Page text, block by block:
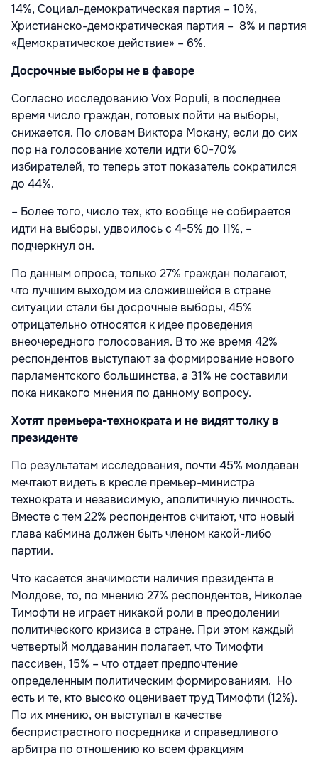
14%, Социал-демократическая партия – 10%,
Христианско-демократическая партия – 8% и партия
«Демократическое действие» – 6%.
Досрочные выборы не в фаворе
Согласно исследованию Vox Populi, в последнее
время число граждан, готовых пойти на выборы,
снижается. По словам Виктора Мокану, если до сих
пор на голосование хотели идти 60-70%
избирателей, то теперь этот показатель сократился
до 44%.
– Более того, число тех, кто вообще не собирается
идти на выборы, удвоилось с 4-5% до 11%, –
подчеркнул он.
По данным опроса, только 27% граждан полагают,
что лучшим выходом из сложившейся в стране
ситуации стали бы досрочные выборы, 45%
отрицательно относятся к идее проведения
внеочередного голосования. В то же время 42%
респондентов выступают за формирование нового
парламентского большинства, а 31% не составили
пока никакого мнения по данному вопросу.
Хотят премьера-технократа и не видят толку в
президенте
По результатам исследования, почти 45% молдаван
мечтают видеть в кресле премьер-министра
технократа и независимую, аполитичную личность.
Вместе с тем 22% респондентов считают, что новый
глава кабмина должен быть членом какой-либо
партии.
Что касается значимости наличия президента в
Молдове, то, по мнению 27% респондентов, Николае
Тимофти не играет никакой роли в преодолении
политического кризиса в стране. При этом каждый
четвертый молдаванин полагает, что Тимофти
пассивен, 15% – что отдает предпочтение
определенным политическим формированиям. Но
есть и те, кто высоко оценивает труд Тимофти (12%).
По их мнению, он выступал в качестве
беспристрастного посредника и справедливого
арбитра по отношению ко всем фракциям